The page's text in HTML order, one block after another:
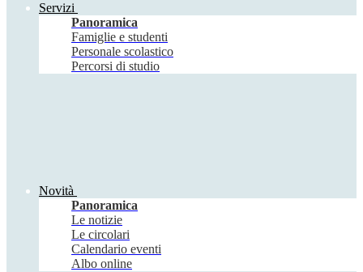
Servizi
Panoramica
Famiglie e studenti
Personale scolastico
Percorsi di studio
Novità
Panoramica
Le notizie
Le circolari
Calendario eventi
Albo online